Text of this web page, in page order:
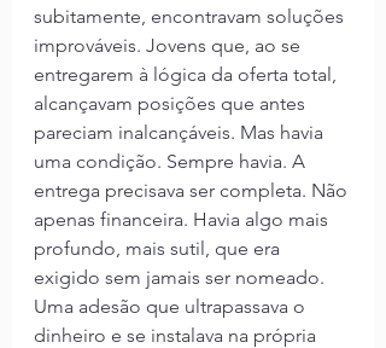
subitamente, encontravam soluções
improváveis. Jovens que, ao se
entregarem à lógica da oferta total,
alcançavam posições que antes
pareciam inalcançáveis. Mas havia
uma condição. Sempre havia. A
entrega precisava ser completa. Não
apenas financeira. Havia algo mais
profundo, mais sutil, que era
exigido sem jamais ser nomeado.
Uma adesão que ultrapassava o
dinheiro e se instalava na própria